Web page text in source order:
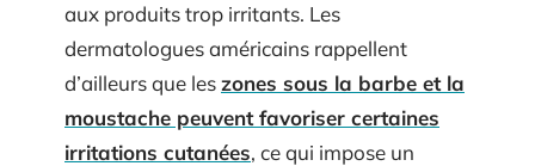
aux produits trop irritants. Les
dermatologues américains rappellent
d’ailleurs que leszones sous la barbe et la
moustache peuvent favoriser certaines
irritations cutanées, ce qui impose un